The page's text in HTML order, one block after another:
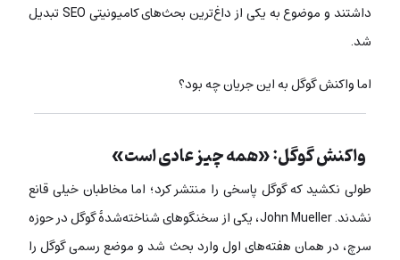
داشتند و موضوع به یکی از داغ‌ترین بحث‌های کامیونیتی SEO تبدیل
شد.
اما واکنش گوگل به این جریان چه بود؟
واکنش گوگل: «همه چیز عادی است»
طولی نکشید که گوگل پاسخی را منتشر کرد؛ اما مخاطبان خیلی قانع
نشدند. John Mueller، یکی از سخنگوهای شناخته‌شدۀ گوگل در حوزه
سرچ، در همان هفته‌های اول وارد بحث شد و موضع رسمی گوگل را